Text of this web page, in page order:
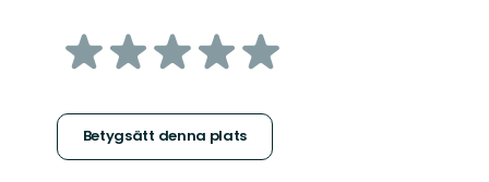
av
stjärnor
Betygsätt denna plats